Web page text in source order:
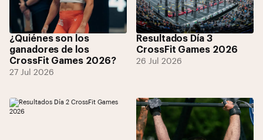
¿Quiénes son los
ganadores de los
CrossFit Games 2026?
27 Jul 2026
Resultados Día 3
CrossFit Games 2026
26 Jul 2026